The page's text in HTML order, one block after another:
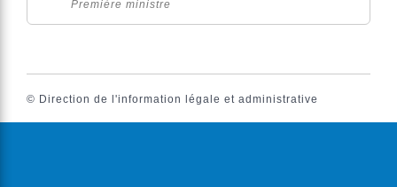
Première ministre
© Direction de l'information légale et administrative